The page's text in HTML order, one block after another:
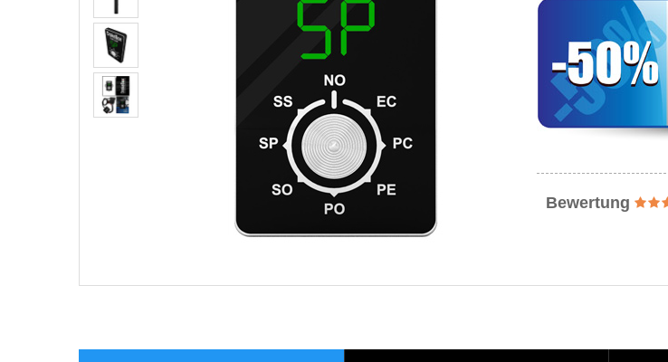
Bewertung